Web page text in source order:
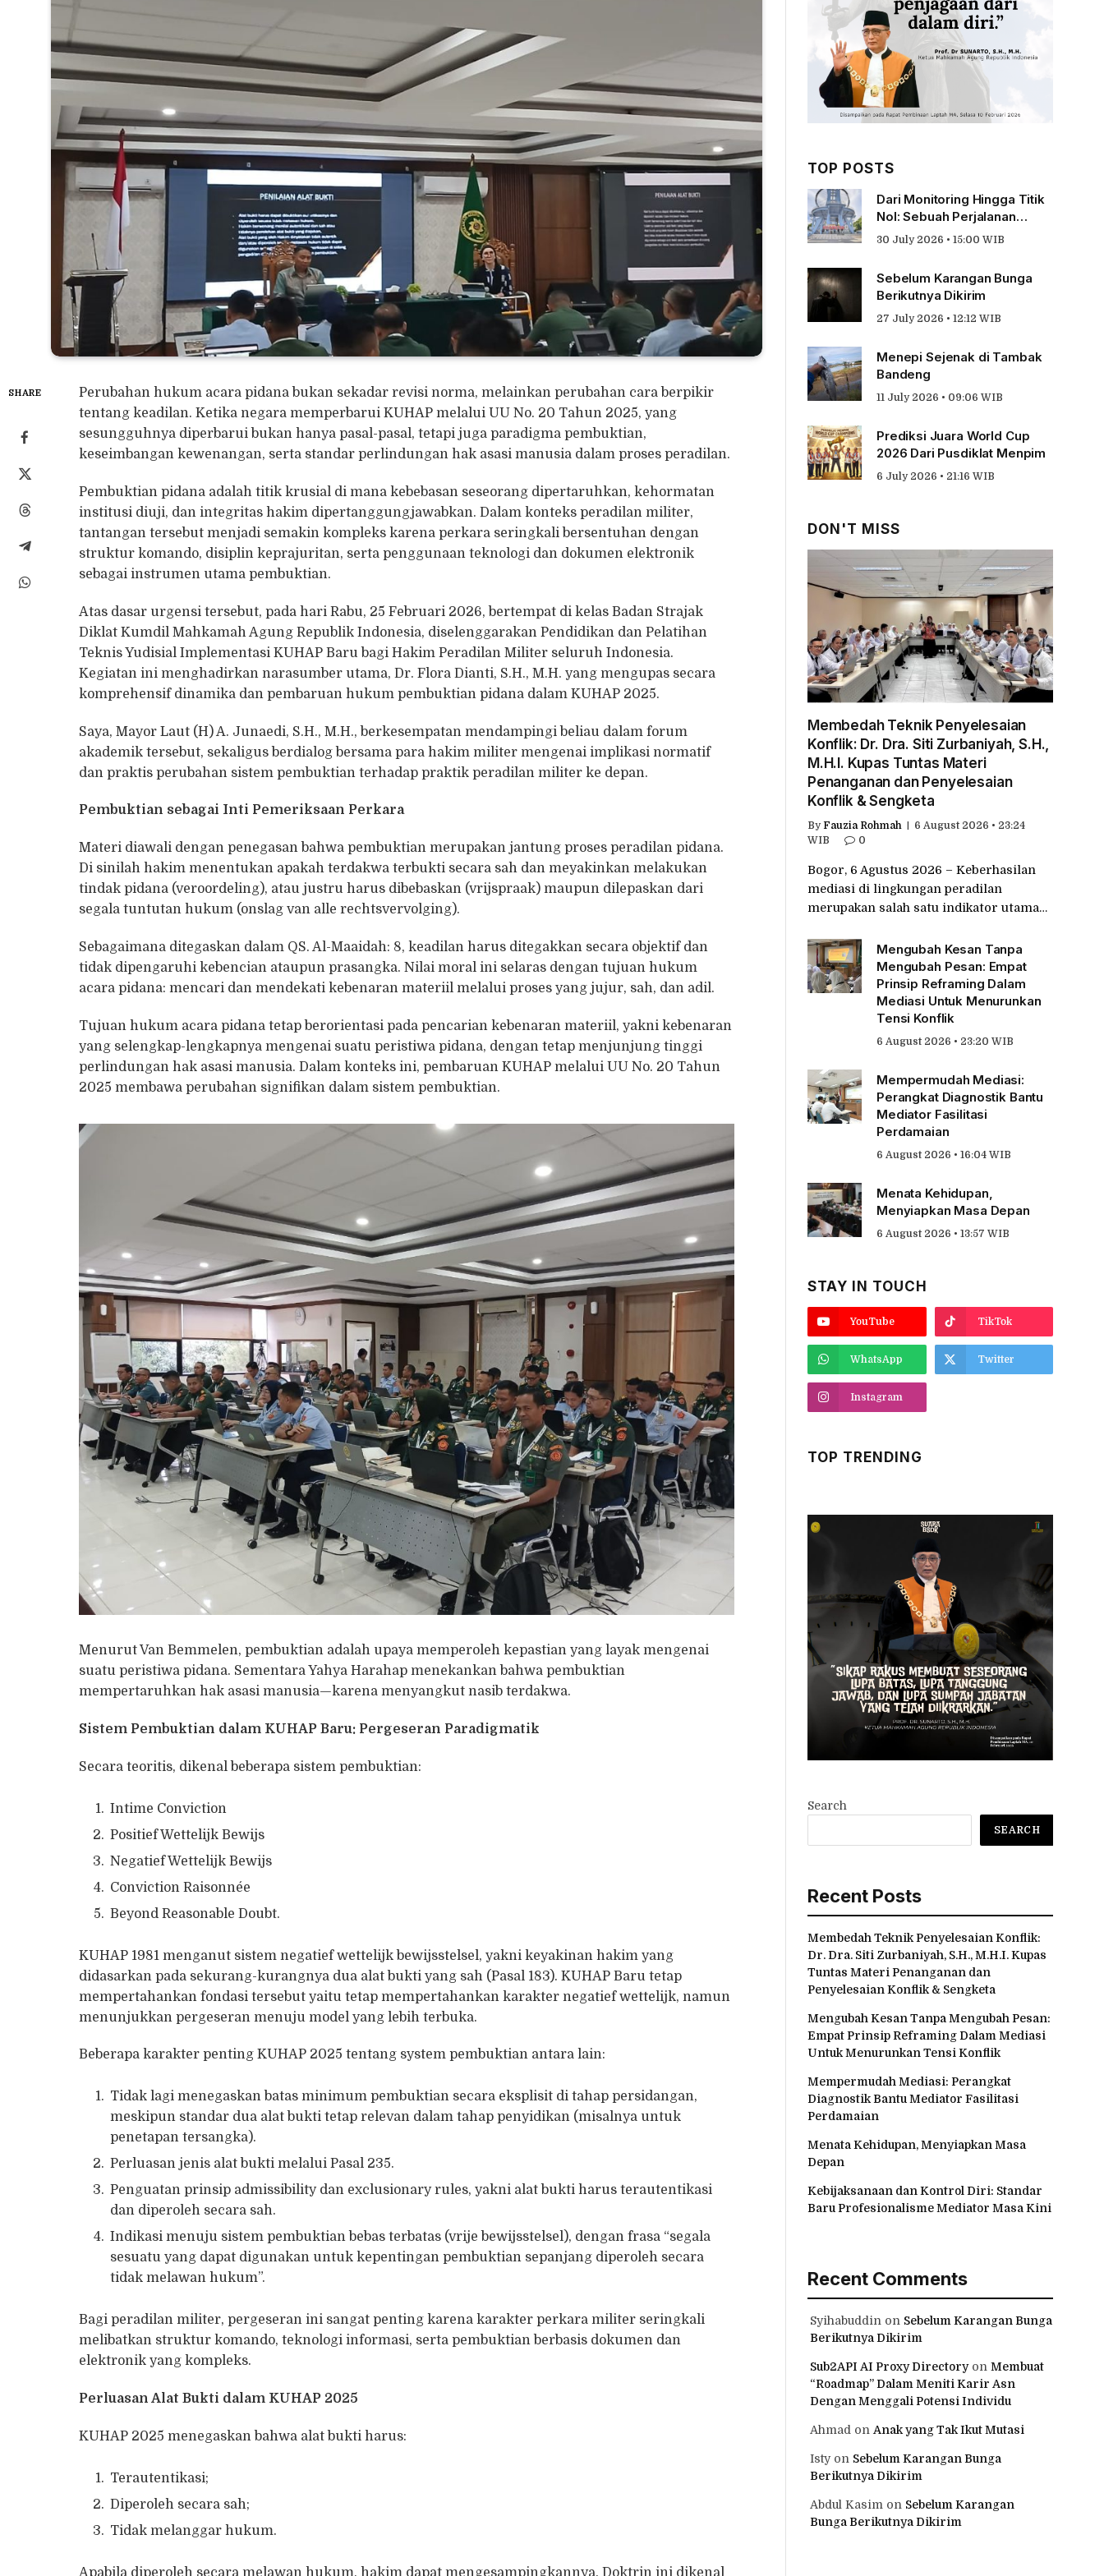
SHARE
Perubahan hukum acara pidana bukan sekadar revisi norma, melainkan perubahan cara berpikir
tentang keadilan. Ketika negara memperbarui KUHAP melalui UU No. 20 Tahun 2025, yang
sesungguhnya diperbarui bukan hanya pasal-pasal, tetapi juga paradigma pembuktian,
keseimbangan kewenangan, serta standar perlindungan hak asasi manusia dalam proses peradilan.
Pembuktian pidana adalah titik krusial di mana kebebasan seseorang dipertaruhkan, kehormatan
institusi diuji, dan integritas hakim dipertanggungjawabkan. Dalam konteks peradilan militer,
tantangan tersebut menjadi semakin kompleks karena perkara seringkali bersentuhan dengan
struktur komando, disiplin keprajuritan, serta penggunaan teknologi dan dokumen elektronik
sebagai instrumen utama pembuktian.
Atas dasar urgensi tersebut, pada hari Rabu, 25 Februari 2026, bertempat di kelas Badan Strajak
Diklat Kumdil Mahkamah Agung Republik Indonesia, diselenggarakan Pendidikan dan Pelatihan
Teknis Yudisial Implementasi KUHAP Baru bagi Hakim Peradilan Militer seluruh Indonesia.
Kegiatan ini menghadirkan narasumber utama, Dr. Flora Dianti, S.H., M.H. yang mengupas secara
komprehensif dinamika dan pembaruan hukum pembuktian pidana dalam KUHAP 2025.
Saya, Mayor Laut (H) A. Junaedi, S.H., M.H., berkesempatan mendampingi beliau dalam forum
akademik tersebut, sekaligus berdialog bersama para hakim militer mengenai implikasi normatif
dan praktis perubahan sistem pembuktian terhadap praktik peradilan militer ke depan.
Pembuktian sebagai Inti Pemeriksaan Perkara
Materi diawali dengan penegasan bahwa pembuktian merupakan jantung proses peradilan pidana.
Di sinilah hakim menentukan apakah terdakwa terbukti secara sah dan meyakinkan melakukan
tindak pidana (veroordeling), atau justru harus dibebaskan (vrijspraak) maupun dilepaskan dari
segala tuntutan hukum (onslag van alle rechtsvervolging).
Sebagaimana ditegaskan dalam QS. Al-Maaidah: 8, keadilan harus ditegakkan secara objektif dan
tidak dipengaruhi kebencian ataupun prasangka. Nilai moral ini selaras dengan tujuan hukum
acara pidana: mencari dan mendekati kebenaran materiil melalui proses yang jujur, sah, dan adil.
Tujuan hukum acara pidana tetap berorientasi pada pencarian kebenaran materiil, yakni kebenaran
yang selengkap-lengkapnya mengenai suatu peristiwa pidana, dengan tetap menjunjung tinggi
perlindungan hak asasi manusia. Dalam konteks ini, pembaruan KUHAP melalui UU No. 20 Tahun
2025 membawa perubahan signifikan dalam sistem pembuktian.
Menurut Van Bemmelen, pembuktian adalah upaya memperoleh kepastian yang layak mengenai
suatu peristiwa pidana. Sementara Yahya Harahap menekankan bahwa pembuktian
mempertaruhkan hak asasi manusia—karena menyangkut nasib terdakwa.
Sistem Pembuktian dalam KUHAP Baru: Pergeseran Paradigmatik
Secara teoritis, dikenal beberapa sistem pembuktian:
Intime Conviction
Positief Wettelijk Bewijs
Negatief Wettelijk Bewijs
Conviction Raisonnée
Beyond Reasonable Doubt.
KUHAP 1981 menganut sistem negatief wettelijk bewijsstelsel, yakni keyakinan hakim yang
didasarkan pada sekurang-kurangnya dua alat bukti yang sah (Pasal 183). KUHAP Baru tetap
mempertahankan fondasi tersebut yaitu tetap mempertahankan karakter negatief wettelijk, namun
menunjukkan pergeseran menuju model yang lebih terbuka.
Beberapa karakter penting KUHAP 2025 tentang system pembuktian antara lain:
Tidak lagi menegaskan batas minimum pembuktian secara eksplisit di tahap persidangan,
meskipun standar dua alat bukti tetap relevan dalam tahap penyidikan (misalnya untuk
penetapan tersangka).
Perluasan jenis alat bukti melalui Pasal 235.
Penguatan prinsip admissibility dan exclusionary rules, yakni alat bukti harus terautentikasi
dan diperoleh secara sah.
Indikasi menuju sistem pembuktian bebas terbatas (vrije bewijsstelsel), dengan frasa “segala
sesuatu yang dapat digunakan untuk kepentingan pembuktian sepanjang diperoleh secara
tidak melawan hukum”.
Bagi peradilan militer, pergeseran ini sangat penting karena karakter perkara militer seringkali
melibatkan struktur komando, teknologi informasi, serta pembuktian berbasis dokumen dan
elektronik yang kompleks.
Perluasan Alat Bukti dalam KUHAP 2025
KUHAP 2025 menegaskan bahwa alat bukti harus:
Terautentikasi;
Diperoleh secara sah;
Tidak melanggar hukum.
Apabila diperoleh secara melawan hukum, hakim dapat mengesampingkannya. Doktrin ini dikenal
TOP POSTS
Dari Monitoring Hingga Titik
Nol: Sebuah Perjalanan
Tentang Pengabdian
30 July 2026 • 15:00 WIB
Sebelum Karangan Bunga
Berikutnya Dikirim
27 July 2026 • 12:12 WIB
Menepi Sejenak di Tambak
Bandeng
11 July 2026 • 09:06 WIB
Prediksi Juara World Cup
2026 Dari Pusdiklat Menpim
6 July 2026 • 21:16 WIB
DON'T MISS
Membedah Teknik Penyelesaian
Konflik: Dr. Dra. Siti Zurbaniyah, S.H.,
M.H.I. Kupas Tuntas Materi
Penanganan dan Penyelesaian
Konflik & Sengketa
By Fauzia Rohmah
6 August 2026 • 23:24
WIB
0
Bogor, 6 Agustus 2026 – Keberhasilan
mediasi di lingkungan peradilan
merupakan salah satu indikator utama…
Mengubah Kesan Tanpa
Mengubah Pesan: Empat
Prinsip Reframing Dalam
Mediasi Untuk Menurunkan
Tensi Konflik
6 August 2026 • 23:20 WIB
Mempermudah Mediasi:
Perangkat Diagnostik Bantu
Mediator Fasilitasi
Perdamaian
6 August 2026 • 16:04 WIB
Menata Kehidupan,
Menyiapkan Masa Depan
6 August 2026 • 13:57 WIB
STAY IN TOUCH
YouTube TikTok
WhatsApp Twitter
Instagram
TOP TRENDING
Search
SEARCH
Recent Posts
Membedah Teknik Penyelesaian Konflik:
Dr. Dra. Siti Zurbaniyah, S.H., M.H.I. Kupas
Tuntas Materi Penanganan dan
Penyelesaian Konflik & Sengketa
Mengubah Kesan Tanpa Mengubah Pesan:
Empat Prinsip Reframing Dalam Mediasi
Untuk Menurunkan Tensi Konflik
Mempermudah Mediasi: Perangkat
Diagnostik Bantu Mediator Fasilitasi
Perdamaian
Menata Kehidupan, Menyiapkan Masa
Depan
Kebijaksanaan dan Kontrol Diri: Standar
Baru Profesionalisme Mediator Masa Kini
Recent Comments
Syihabuddin on Sebelum Karangan Bunga
Berikutnya Dikirim
Sub2API AI Proxy Directoryon Membuat
“Roadmap” Dalam Meniti Karir Asn
Dengan Menggali Potensi Individu
Ahmad on Anak yang Tak Ikut Mutasi
Istyon Sebelum Karangan Bunga
Berikutnya Dikirim
Abdul Kasim on Sebelum Karangan
Bunga Berikutnya Dikirim